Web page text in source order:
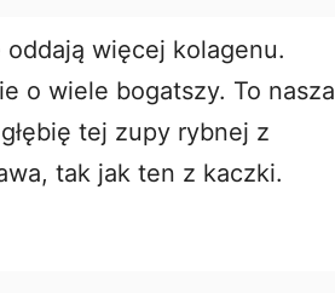
oddają więcej kolagenu.
o wiele bogatszy. To nasza
tej zupy rybnej z
tak jak ten z kaczki.